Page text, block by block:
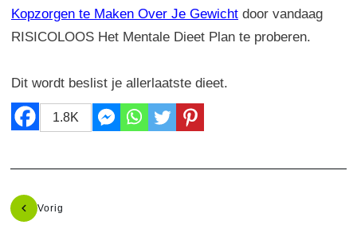
Kopzorgen te Maken Over Je Gewicht door vandaag
RISICOLOOS Het Mentale Dieet Plan te proberen.
Dit wordt beslist je allerlaatste dieet.
1.8K
Vorig